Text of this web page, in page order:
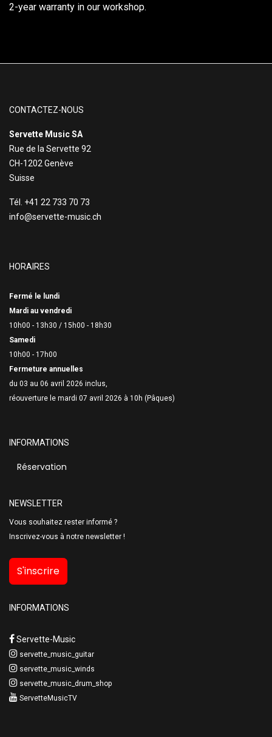
2-year warranty in our workshop.
CONTACTEZ-NOUS
Servette Music SA
Rue de la Servette 92
CH-1202 Genève
Suisse
Tél. +41 22 733 70 73
info@servette-music.ch
HORAIRES
Fermé le lundi
Mardi au vendredi
10h00 - 13h30 / 15h00 - 18h30
Samedi
10h00 - 17h00
Fermeture annuelles
du 03 au 06 avril 2026 inclus,
réouverture le mardi 07 avril 2026 à 10h (Pâques)
INFORMATIONS
Réservation
NEWSLETTER
Vous souhaitez rester informé ?
Inscrivez-vous à notre newsletter !
S'inscrire
INFORMATIONS
Servette-Music
servette_music_guitar
servette_music_winds
servette_music_drum_shop
ServetteMusicTV